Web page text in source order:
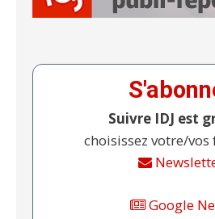
Suivre IDJ est
choisissez votre/
Google